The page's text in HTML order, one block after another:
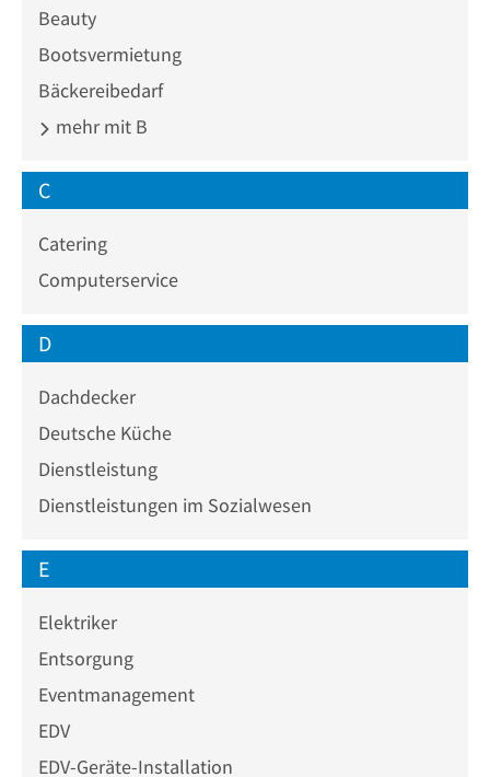
Beauty
Bootsvermietung
Bäckereibedarf
mehr mit B
C
Catering
Computerservice
D
Dachdecker
Deutsche Küche
Dienstleistung
Dienstleistungen im Sozialwesen
E
Elektriker
Entsorgung
Eventmanagement
EDV
EDV-Geräte-Installation